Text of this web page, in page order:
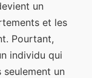
un
et les
Pourtant,
individu qui
un